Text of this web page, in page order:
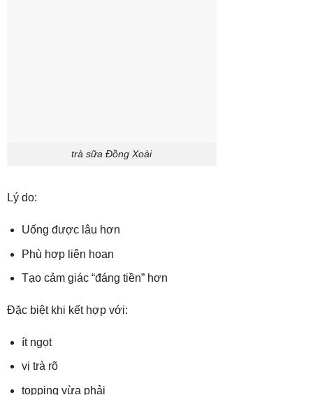
trà sữa Đồng Xoài
Lý do:
Uống được lâu hơn
Phù hợp liên hoan
Tạo cảm giác “đáng tiền” hơn
Đặc biệt khi kết hợp với:
ít ngọt
vị trà rõ
topping vừa phải